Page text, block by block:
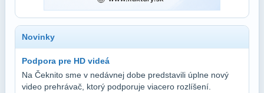
Novinky
Podpora pre HD videá
Na Čeknito sme v nedávnej dobe predstavili úplne nový
video prehrávač, ktorý podporuje viacero rozlíšení.